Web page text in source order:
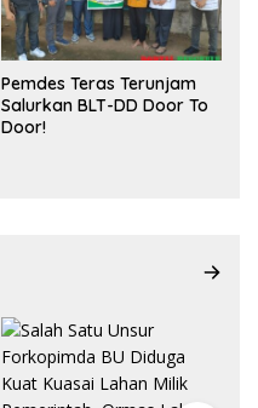
Pemdes Teras Terunjam
Salurkan BLT-DD Door To
Door!